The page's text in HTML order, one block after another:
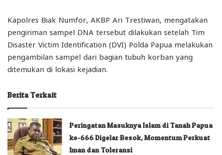
Kapolres Biak Numfor, AKBP Ari Trestiwan, mengatakan
pengiriman sampel DNA tersebut dilakukan setelah Tim
Disaster Victim Identification (DVI) Polda Papua melakukan
pengambilan sampel dari bagian tubuh korban yang
ditemukan di lokasi kejadian.
Berita Terkait
Peringatan Masuknya Islam di Tanah Papua
ke-666 Digelar Besok, Momentum Perkuat
Iman dan Toleransi